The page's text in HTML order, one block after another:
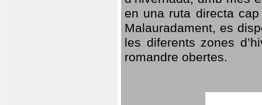
en una ruta directa
Malauradament, es
les diferents zones
romandre obertes.